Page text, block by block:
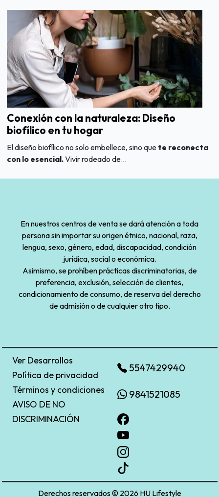
Conexión con la naturaleza: Diseño
biofílico en tu hogar
El diseño biofílico no solo embellece, sino que te reconecta
con lo esencial.Vivir rodeado de...
En nuestros centros de venta se dará atención a toda
persona sin importar su origen étnico, nacional, raza,
lengua, sexo, género, edad, discapacidad, condición
jurídica, social o económica.
Asimismo, se prohíben prácticas discriminatorias, de
preferencia, exclusión, selección de clientes,
condicionamiento de consumo, de reserva del derecho
de admisión o de cualquier otro tipo.
Ver Desarrollos
Política de privacidad
Términos y condiciones
AVISO DE NO
DISCRIMINACIÓN
5547429940
9841521085
Derechos reservados © 2026 HU Lifestyle